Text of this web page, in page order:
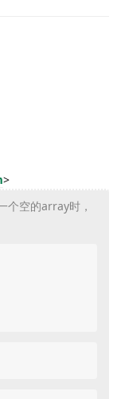
>
个空的array时，